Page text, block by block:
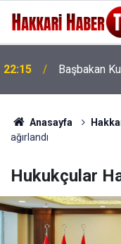
22:15 Başbakan
22:07 İran'dan
Anasayfa
ağırlandı
Hukukçular